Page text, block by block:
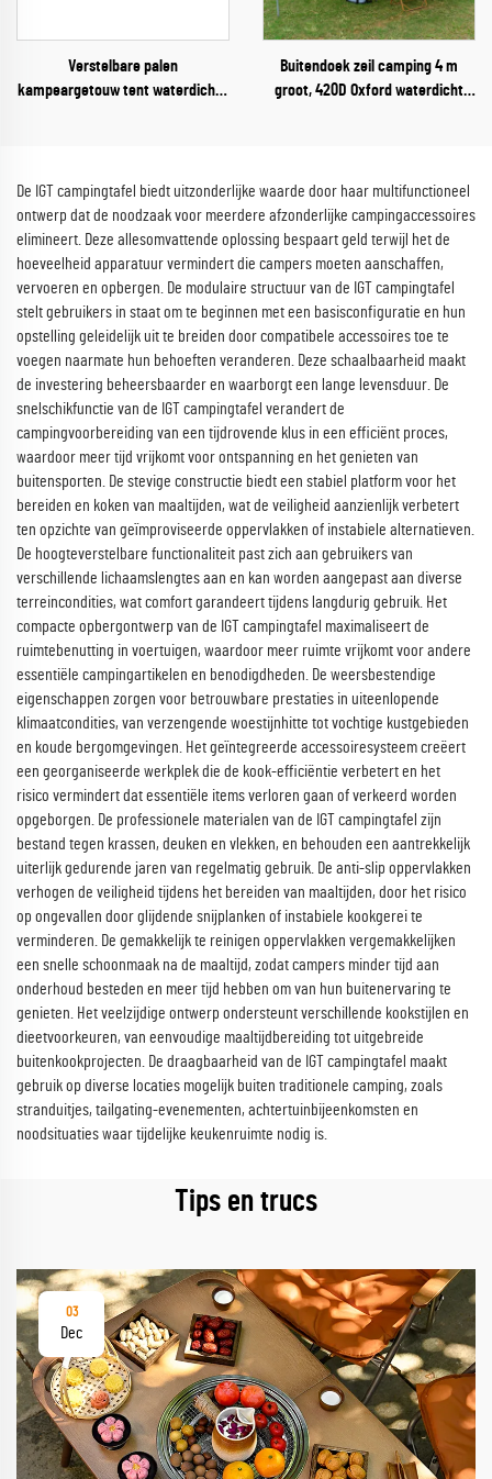
Verstelbare palen
kampeargetouw tent waterdichte
Buitendoek zeil camping 4 m
groot, 420D Oxford waterdicht
De IGT campingtafel biedt uitzonderlijke waarde door haar multifunctioneel
ontwerp dat de noodzaak voor meerdere afzonderlijke campingaccessoires
elimineert. Deze allesomvattende oplossing bespaart geld terwijl het de
hoeveelheid apparatuur vermindert die campers moeten aanschaffen,
vervoeren en opbergen. De modulaire structuur van de IGT campingtafel
stelt gebruikers in staat om te beginnen met een basisconfiguratie en hun
opstelling geleidelijk uit te breiden door compatibele accessoires toe te
voegen naarmate hun behoeften veranderen. Deze schaalbaarheid maakt
de investering beheersbaarder en waarborgt een lange levensduur. De
snelschikfunctie van de IGT campingtafel verandert de
campingvoorbereiding van een tijdrovende klus in een efficiënt proces,
waardoor meer tijd vrijkomt voor ontspanning en het genieten van
buitensporten. De stevige constructie biedt een stabiel platform voor het
bereiden en koken van maaltijden, wat de veiligheid aanzienlijk verbetert
ten opzichte van geïmproviseerde oppervlakken of instabiele alternatieven.
De hoogteverstelbare functionaliteit past zich aan gebruikers van
verschillende lichaamslengtes aan en kan worden aangepast aan diverse
terreincondities, wat comfort garandeert tijdens langdurig gebruik. Het
compacte opbergontwerp van de IGT campingtafel maximaliseert de
ruimtebenutting in voertuigen, waardoor meer ruimte vrijkomt voor andere
essentiële campingartikelen en benodigdheden. De weersbestendige
eigenschappen zorgen voor betrouwbare prestaties in uiteenlopende
klimaatcondities, van verzengende woestijnhitte tot vochtige kustgebieden
en koude bergomgevingen. Het geïntegreerde accessoiresysteem creëert
een georganiseerde werkplek die de kook-efficiëntie verbetert en het
risico vermindert dat essentiële items verloren gaan of verkeerd worden
opgeborgen. De professionele materialen van de IGT campingtafel zijn
bestand tegen krassen, deuken en vlekken, en behouden een aantrekkelijk
uiterlijk gedurende jaren van regelmatig gebruik. De anti-slip oppervlakken
verhogen de veiligheid tijdens het bereiden van maaltijden, door het risico
op ongevallen door glijdende snijplanken of instabiele kookgerei te
verminderen. De gemakkelijk te reinigen oppervlakken vergemakkelijken
een snelle schoonmaak na de maaltijd, zodat campers minder tijd aan
onderhoud besteden en meer tijd hebben om van hun buitenervaring te
genieten. Het veelzijdige ontwerp ondersteunt verschillende kookstijlen en
dieetvoorkeuren, van eenvoudige maaltijdbereiding tot uitgebreide
buitenkookprojecten. De draagbaarheid van de IGT campingtafel maakt
gebruik op diverse locaties mogelijk buiten traditionele camping, zoals
stranduitjes, tailgating-evenementen, achtertuinbijeenkomsten en
noodsituaties waar tijdelijke keukenruimte nodig is.
Tips en trucs
03
Dec